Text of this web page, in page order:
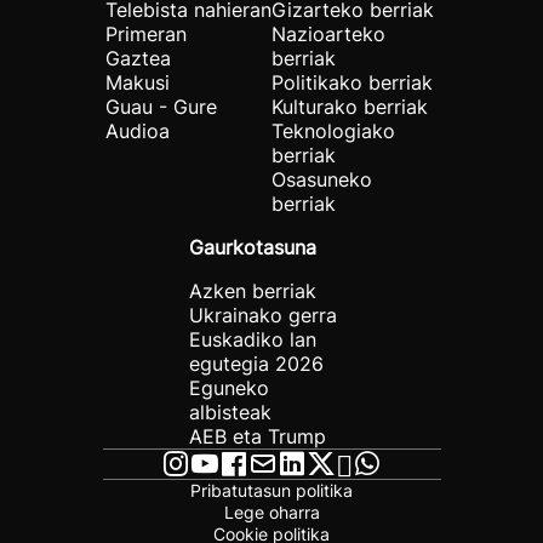
Telebista nahieran
Primeran
Gaztea
Makusi
Guau - Gure
Audioa
Gizarteko berriak
Nazioarteko
berriak
Politikako berriak
Kulturako berriak
Teknologiako
berriak
Osasuneko
berriak
Gaurkotasuna
Azken berriak
Ukrainako gerra
Euskadiko lan
egutegia 2026
Eguneko
albisteak
AEB eta Trump
Pribatutasun politika
Lege oharra
Cookie politika